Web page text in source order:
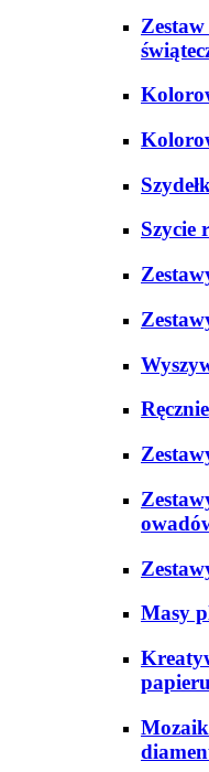
Szycie
Masy
papieru